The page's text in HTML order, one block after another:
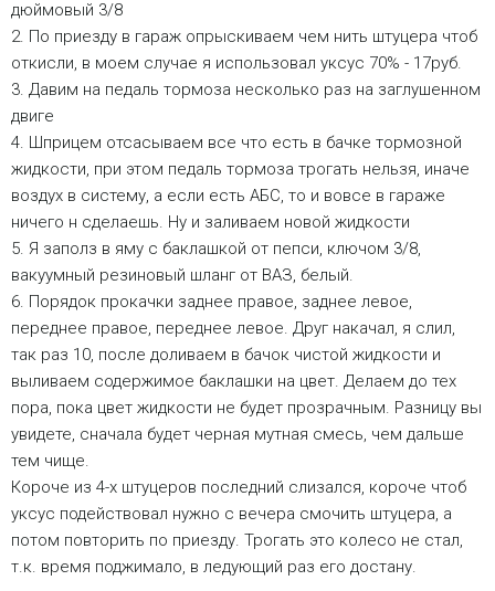
дюймовый 3/8
2. По приезду в гараж опрыскиваем чем нить штуцера чтоб
откисли, в моем случае я использовал уксус 70% - 17руб.
3. Давим на педаль тормоза несколько раз на заглушенном
двиге
4. Шприцем отсасываем все что есть в бачке тормозной
жидкости, при этом педаль тормоза трогать нельзя, иначе
воздух в систему, а если есть АБС, то и вовсе в гараже
ничего н сделаешь. Ну и заливаем новой жидкости
5. Я заполз в яму с баклашкой от пепси, ключом 3/8,
вакуумный резиновый шланг от ВАЗ, белый.
6. Порядок прокачки заднее правое, заднее левое,
переднее правое, переднее левое. Друг накачал, я слил,
так раз 10, после доливаем в бачок чистой жидкости и
выливаем содержимое баклашки на цвет. Делаем до тех
пора, пока цвет жидкости не будет прозрачным. Разницу вы
увидете, сначала будет черная мутная смесь, чем дальше
тем чище.
Короче из 4-х штуцеров последний слизался, короче чтоб
уксус подействовал нужно с вечера смочить штуцера, а
потом повторить по приезду. Трогать это колесо не стал,
т.к. время поджимало, в ледующий раз его достану.